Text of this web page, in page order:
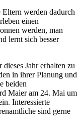
werden dadurch
einen
werden, man
lernt sich besser
Jahr erhalten zu
in ihrer Planung und
beiden
Maier am 24. Mai um
Interessierte
sind gerne